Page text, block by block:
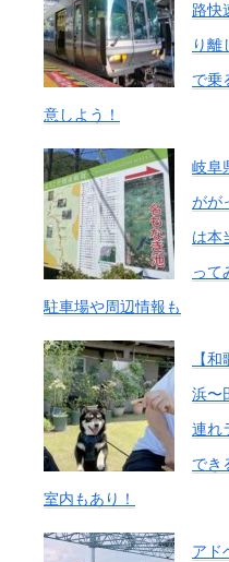
路快
り離
で乗
意しよう！
岐阜
がが
は本
って
駐車場や周辺情報も
【
浜〜
連れ
でき
室内もあり！
アド